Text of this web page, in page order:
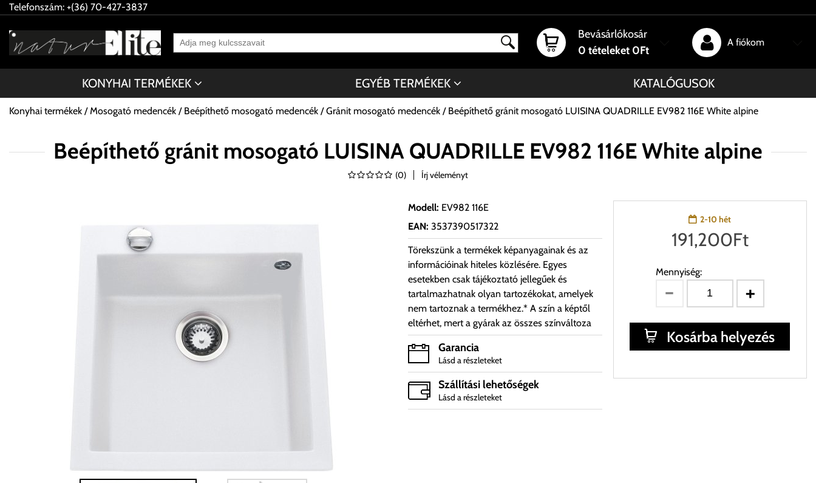
Telefonszám: +(36) 70-427-3837
Bevásárlókosár
0 tételeket 0Ft
A fiókom
KONYHAI TERMÉKEK EGYÉB TERMÉKEK KATALÓGUSOK
Konyhai termékek Mosogató medencék Beépíthető mosogató medencék Gránit mosogató medencék Beépíthető gránit mosogató LUISINA QUADRILLE EV982 116E White alpine
Beépíthető gránit mosogató LUISINA QUADRILLE EV982 116E White alpine
(0) Írj véleményt
Modell: EV982 116E
EAN: 3537390517322
Törekszünk a termékek képanyagainak és az
információinak hiteles közlésére. Egyes
esetekben csak tájékoztató jellegűek és
tartalmazhatnak olyan tartozékokat, amelyek
nem tartoznak a termékhez.* A szín a képtől
eltérhet, mert a gyárak az összes színváltoza
Garancia
Lásd a részleteket
Szállítási lehetőségek
Lásd a részleteket
2-10 hét
191,200Ft
Mennyiség:
Kosárba helyezés